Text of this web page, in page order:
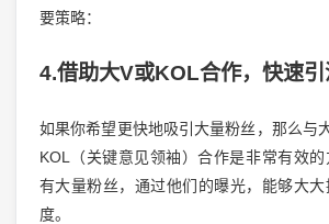
要策略：
4.借助大V或KOL合作，快速引
如果你希望更快地吸引大量粉丝，那么与
KOL（关键意见领袖）合作是非常有效
有大量粉丝，通过他们的曝光，能够大大
度。